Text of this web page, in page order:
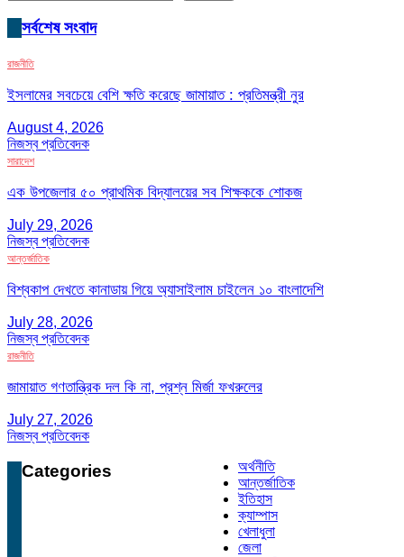
সর্বশেষ সংবাদ
রাজনীতি
ইসলামের সবচেয়ে বেশি ক্ষতি করেছে জামায়াত : প্রতিমন্ত্রী নুর
August 4, 2026
নিজস্ব প্রতিবেদক
সারাদেশ
এক উপজেলার ৫০ প্রাথমিক বিদ্যালয়ের সব শিক্ষককে শোকজ
July 29, 2026
নিজস্ব প্রতিবেদক
আন্তর্জাতিক
বিশ্বকাপ দেখতে কানাডায় গিয়ে অ্যাসাইলাম চাইলেন ১০ বাংলাদেশি
July 28, 2026
নিজস্ব প্রতিবেদক
রাজনীতি
জামায়াত গণতান্ত্রিক দল কি না, প্রশ্ন মির্জা ফখরুলের
July 27, 2026
নিজস্ব প্রতিবেদক
Categories
অর্থনীতি
আন্তর্জাতিক
ইতিহাস
ক্যাম্পাস
খেলাধুলা
জেলা